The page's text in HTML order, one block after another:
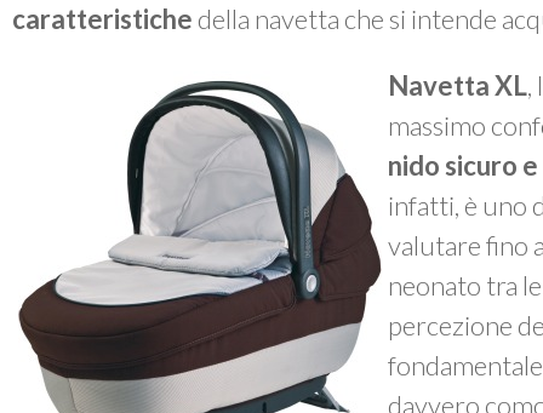
caratteristiche della navetta che si intende
Navetta XL,
massimo
nido sicuro
infatti, è uno
valutare fino
neonato tra
percezione
davvero